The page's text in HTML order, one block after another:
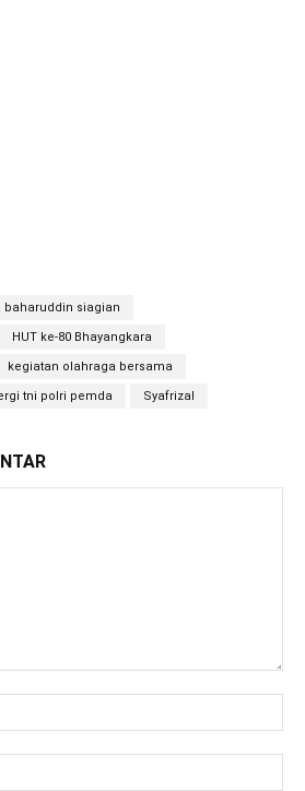
baharuddin siagian
HUT ke-80 Bhayangkara
kegiatan olahraga bersama
tni polri pemda Syafrizal